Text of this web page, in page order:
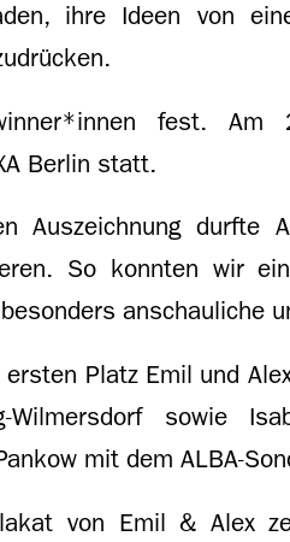
ihre Ideen von
fest.
Berlin statt.
Auszeichnung durfte
So konnten wir
anschauliche
Platz Emil und
Wilmersdorf sowie
mit dem ALBA-
von Emil & Alex